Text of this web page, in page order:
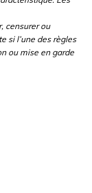
censurer ou
si l’une des règles
ou mise en garde